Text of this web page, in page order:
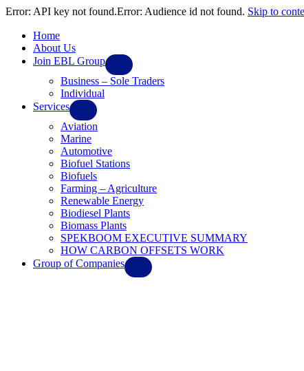
Error: API key not found.Error: Audience id not found. Skip to
Home
About Us
Join EBL Group
Business – Sole Traders
Individual
Services
Aviation
Marine
Automotive
Biofuel Stations
Biofuels
Farming – Agriculture
Renewable Energy
Biodiesel Plants
Biomass Plants
SPEKBOOM EXECUTIVE SUMMARY
HOW CARBON OFFSETS WORK
Group of Companies